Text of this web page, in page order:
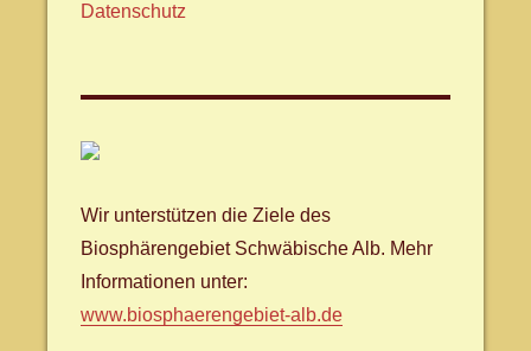
Datenschutz
Wir unterstützen die Ziele des
Biosphärengebiet Schwäbische Alb. Mehr
Informationen unter:
www.biosphaerengebiet-alb.de